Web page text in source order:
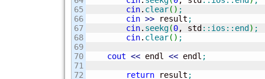
65
66
67
68
69
70
71
72
cin. clear( ) ;
cin >> result ;
cin. seekg(0, std :: ios :: end ) ;
cin. clear( ) ;
cout << endl << endl ;
return result ;